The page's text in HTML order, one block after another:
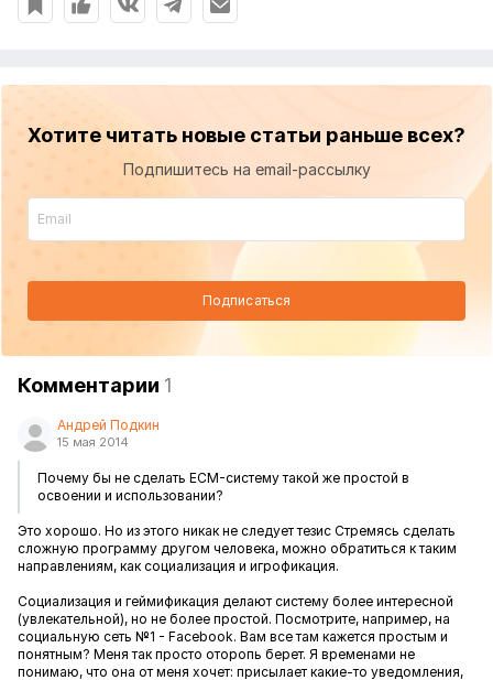
Хотите читать новые статьи раньше всех?
Подпишитесь на email-рассылку
Подписаться
Комментарии 1
Андрей Подкин
15 мая 2014
Почему бы не сделать ECM-систему такой же простой в
освоении и использовании?
Это хорошо. Но из этого никак не следует тезис Стремясь сделать
сложную программу другом человека, можно обратиться к таким
направлениям, как социализация и игрофикация.
Социализация и геймификация делают систему более интересной
(увлекательной), но не более простой. Посмотрите, например, на
социальную сеть №1 - Facebook. Вам все там кажется простым и
понятным? Меня так просто оторопь берет. Я временами не
понимаю, что она от меня хочет: присылает какие-то уведомления,